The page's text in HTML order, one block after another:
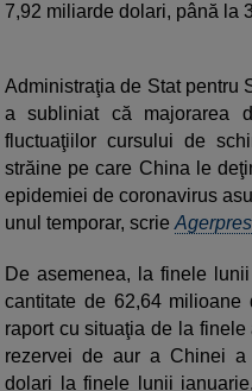
7,92 miliarde dolari, până la
Administraţia de Stat pentru
a subliniat că majorarea
fluctuaţiilor cursului de
străine pe care China le
epidemiei de coronavirus
unul temporar, scrie Agerpres
De asemenea, la finele
cantitate de 62,64
raport cu situaţia de la
rezervei de aur a Chinei
dolari la finele lunii